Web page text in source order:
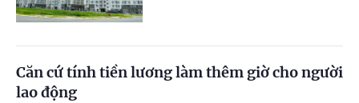
Căn cứ tính tiền lương làm thêm giờ cho người
lao động